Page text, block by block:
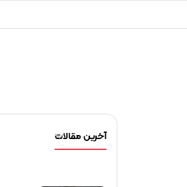
آخرین مقالات